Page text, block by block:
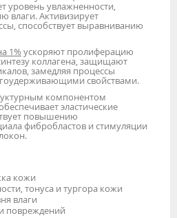
уровень увлажненности,
влаги. Активизирует
способствует выравниванию
1% ускоряют пролиферацию
коллагена, защищают
замедляя процессы
свойствами.
компонентом
эластические
повышению
фибробластов и стимуляции
кожи
тонуса и тургора кожи
влаги
повреждений